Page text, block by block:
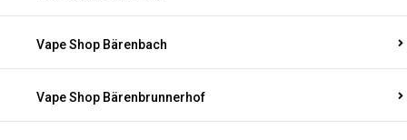
Vape Shop Bärenbach
Vape Shop Bärenbrunnerhof